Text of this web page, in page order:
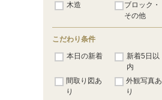
木造
ブロック・
その他
こだわり条件
本日の新着
新着5日以
内
間取り図あ
り
外観写真あ
り